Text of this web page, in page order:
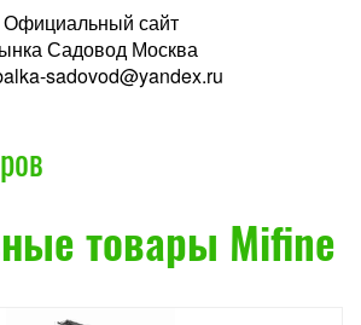
Официальный сайт
Садовод Москва
sadovod@yandex.ru
товары Mifine